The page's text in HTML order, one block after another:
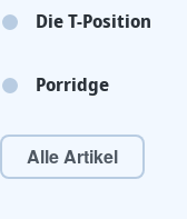
Die T-Position
Porridge
Alle Artikel